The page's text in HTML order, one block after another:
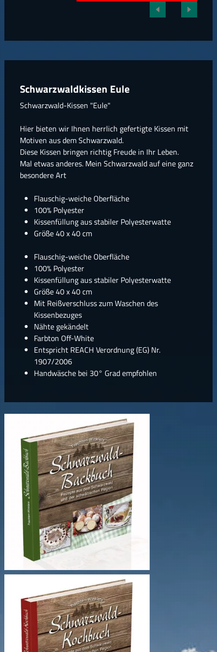
Schwarzwaldkissen Eule
Schwarzwald-Kissen "Eule"
Hier bieten wir Ihnen herrlich gefertigte Kissen mit
Motiven aus dem Schwarzwald.
Diese Kissen bringen richtig Freude in Ihr Leben.
Mal etwas anderes. Mein Schwarzwald auf eine ganz
besondere Art
Flauschig-weiche Oberfläche
100% Polyester
Kissenfüllung aus stabiler Polyesterwatte
Größe 40 x 40 cm
Flauschig-weiche Oberfläche
100% Polyester
Kissenfüllung aus stabiler Polyesterwatte
Größe 40 x 40 cm
Mit Reißverschluss zum Waschen des
Kissenbezuges
Nähte gekändelt
Farbton Off-White
Entspricht REACH Verordnung (EG) Nr.
1907/2006
Handwäsche bei 30° Grad empfohlen